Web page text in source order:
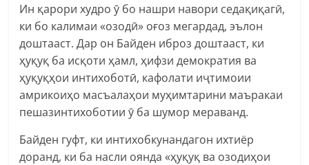
Ин қарори худро ӯ бо нашри навори седақиқагӣ,
ки бо калимаи «озодӣ» оғоз мегардад, эълон
доштааст. Дар он Байден иброз доштааст, ки
ҳуқуқ ба исқоти ҳамл, ҳифзи демократия ва
ҳуқуқҳои интихоботӣ, кафолати иҷтимоии
амрикоиҳо масъалаҳои муҳимтарини маъракаи
пешазинтихоботии ӯ ба шумор мераванд.
Байден гуфт, ки интихобкунандагон ихтиёр
доранд, ки ба насли оянда «ҳуқуқ ва озодиҳои